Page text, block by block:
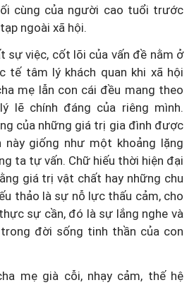
cùng của người cao tuổi trước
ngoài xã hội.
sự việc, cốt lõi của vấn đề nằm ở
tế tâm lý khách quan khi xã hội
mẹ lẫn con cái đều mang theo
lẽ chính đáng của riêng mình.
của những giá trị gia đình được
này giống như một khoảng lặng
ta tự vấn. Chữ hiếu thời hiện đại
giá trị vật chất hay những chu
thảo là sự nỗ lực thấu cảm, cho
sự cần, đó là sự lắng nghe và
đời sống tinh thần của con
mẹ già cỗi, nhạy cảm, thế hệ